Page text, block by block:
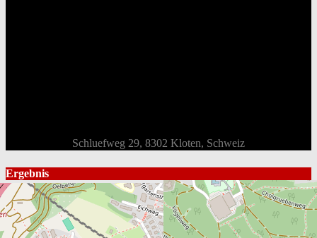
Schluefweg 29, 8302 Kloten, Schweiz
Ergebnis
Mannschaft Gesamt 1st 3rd OT
Endstand
EHC Bassersdorf
5 2 2 1 -
Win
SC Küsnacht
4 0 0 - Loss